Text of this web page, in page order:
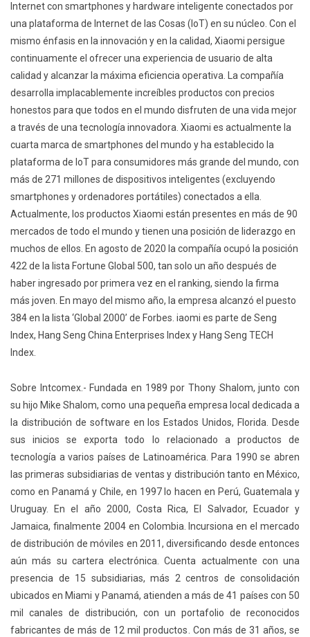
Internet con smartphones y hardware inteligente conectados por
una plataforma de Internet de las Cosas (IoT) en su núcleo. Con el
mismo énfasis en la innovación y en la calidad, Xiaomi persigue
continuamente el ofrecer una experiencia de usuario de alta
calidad y alcanzar la máxima eficiencia operativa. La compañía
desarrolla implacablemente increíbles productos con precios
honestos para que todos en el mundo disfruten de una vida mejor
a través de una tecnología innovadora. Xiaomi es actualmente la
cuarta marca de smartphones del mundo y ha establecido la
plataforma de IoT para consumidores más grande del mundo, con
más de 271 millones de dispositivos inteligentes (excluyendo
smartphones y ordenadores portátiles) conectados a ella.
Actualmente, los productos Xiaomi están presentes en más de 90
mercados de todo el mundo y tienen una posición de liderazgo en
muchos de ellos. En agosto de 2020 la compañía ocupó la posición
422 de la lista Fortune Global 500, tan solo un año después de
haber ingresado por primera vez en el ranking, siendo la firma
más joven. En mayo del mismo año, la empresa alcanzó el puesto
384 en la lista ‘Global 2000’ de Forbes. iaomi es parte de Seng
Index, Hang Seng China Enterprises Index y Hang Seng TECH
Index.
Sobre Intcomex.- Fundada en 1989 por Thony Shalom, junto con
su hijo Mike Shalom, como una pequeña empresa local dedicada a
la distribución de software en los Estados Unidos, Florida. Desde
sus inicios se exporta todo lo relacionado a productos de
tecnología a varios países de Latinoamérica. Para 1990 se abren
las primeras subsidiarias de ventas y distribución tanto en México,
como en Panamá y Chile, en 1997 lo hacen en Perú, Guatemala y
Uruguay. En el año 2000, Costa Rica, El Salvador, Ecuador y
Jamaica, finalmente 2004 en Colombia. Incursiona en el mercado
de distribución de móviles en 2011, diversificando desde entonces
aún más su cartera electrónica. Cuenta actualmente con una
presencia de 15 subsidiarias, más 2 centros de consolidación
ubicados en Miami y Panamá, atienden a más de 41 países con 50
mil canales de distribución, con un portafolio de reconocidos
fabricantes de más de 12 mil productos. Con más de 31 años, se